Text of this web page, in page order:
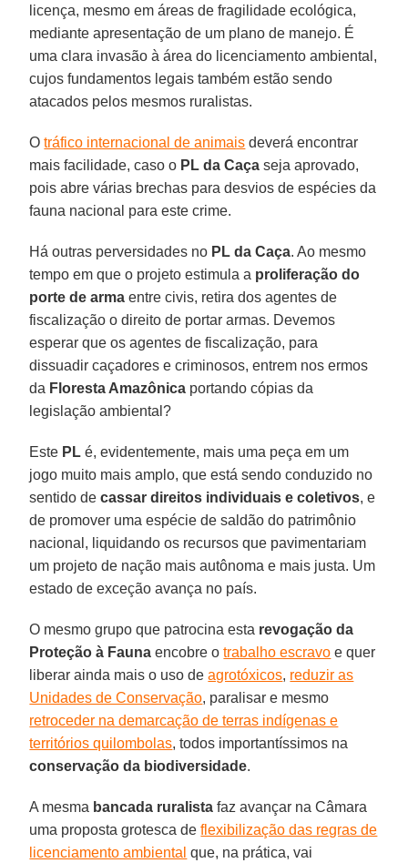
licença, mesmo em áreas de fragilidade ecológica,
mediante apresentação de um plano de manejo. É
uma clara invasão à área do licenciamento ambiental,
cujos fundamentos legais também estão sendo
atacados pelos mesmos ruralistas.
Otráfico internacional de animais deverá encontrar
mais facilidade, caso o PL da Caça seja aprovado,
pois abre várias brechas para desvios de espécies da
fauna nacional para este crime.
Há outras perversidades no PL da Caça. Ao mesmo
tempo em que o projeto estimula a proliferação do
porte de arma entre civis, retira dos agentes de
fiscalização o direito de portar armas. Devemos
esperar que os agentes de fiscalização, para
dissuadir caçadores e criminosos, entrem nos ermos
da Floresta Amazônica portando cópias da
legislação ambiental?
Este PL é, evidentemente, mais uma peça em um
jogo muito mais amplo, que está sendo conduzido no
sentido de cassar direitos individuais e coletivos, e
de promover uma espécie de saldão do patrimônio
nacional, liquidando os recursos que pavimentariam
um projeto de nação mais autônoma e mais justa. Um
estado de exceção avança no país.
O mesmo grupo que patrocina esta revogação da
Proteção à Fauna encobre otrabalho escravo e quer
liberar ainda mais o uso deagrotóxicos, reduzir as
Unidades de Conservação, paralisar e mesmo
retroceder na demarcação de terras indígenas e
territórios quilombolas, todos importantíssimos na
conservação da biodiversidade.
A mesma bancada ruralista faz avançar na Câmara
uma proposta grotesca deflexibilização das regras de
licenciamento ambiental que, na prática, vai